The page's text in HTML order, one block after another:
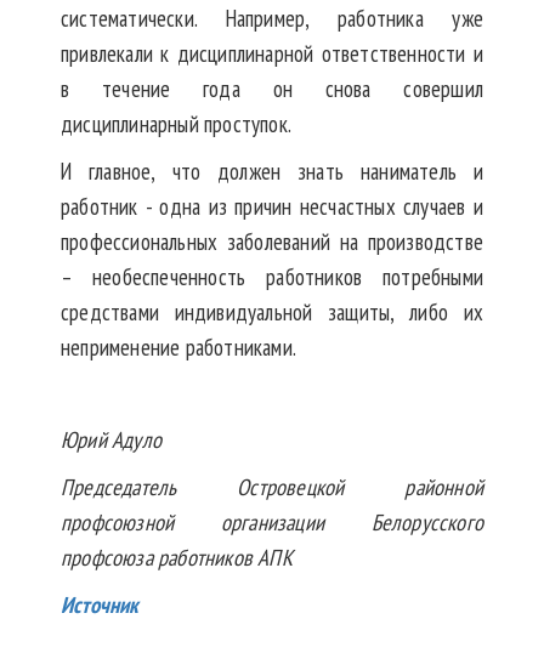
систематически. Например, работника уже
привлекали к дисциплинарной ответственности и
в течение года он снова совершил
дисциплинарный проступок.
И главное, что должен знать наниматель и
работник - одна из причин несчастных случаев и
профессиональных заболеваний на производстве
– необеспеченность работников потребными
средствами индивидуальной защиты, либо их
неприменение работниками.
Юрий Адуло
Председатель Островецкой районной
профсоюзной организации Белорусского
профсоюза работников АПК
Источник